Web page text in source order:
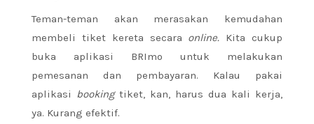
Teman-teman akan merasakan kemudahan
membeli tiket kereta secara online. Kita cukup
buka aplikasi BRImo untuk melakukan
pemesanan dan pembayaran. Kalau pakai
aplikasi
booking tiket, kan, harus dua kali kerja,
ya. Kurang efektif.